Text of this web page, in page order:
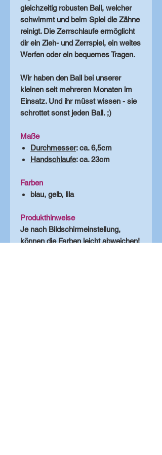
gleichzeitig robusten Ball, welcher
schwimmt und beim Spiel die Zähne
reinigt. Die Zerrschlaufe ermöglicht
dir ein Zieh- und Zerrspiel, ein weites
Werfen oder ein bequemes Tragen.
Wir haben den Ball bei unserer
kleinen seit mehreren Monaten im
Einsatz. Und ihr müsst wissen - sie
schrottet sonst jeden Ball. ;)
Maße
Durchmesser: ca. 6,5cm
Handschlaufe: ca. 23cm
Farben
blau, gelb, lila
Produkthinweise
Je nach Bildschirmeinstellung,
können die Farben leicht abweichen!